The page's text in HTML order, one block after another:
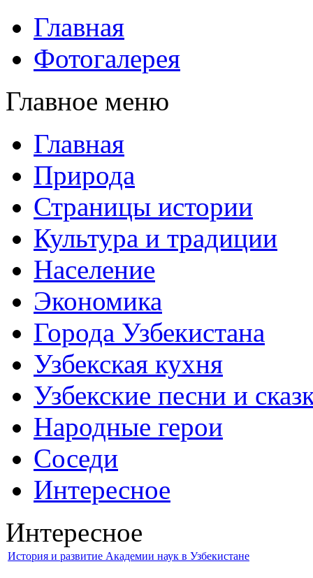
Главная
Фотогалерея
Главное меню
Главная
Природа
Страницы истории
Культура и традиции
Население
Экономика
Города Узбекистана
Узбекская кухня
Узбекские песни и
Народные герои
Соседи
Интересное
Интересное
История и развитие Академии наук в Узбекистане